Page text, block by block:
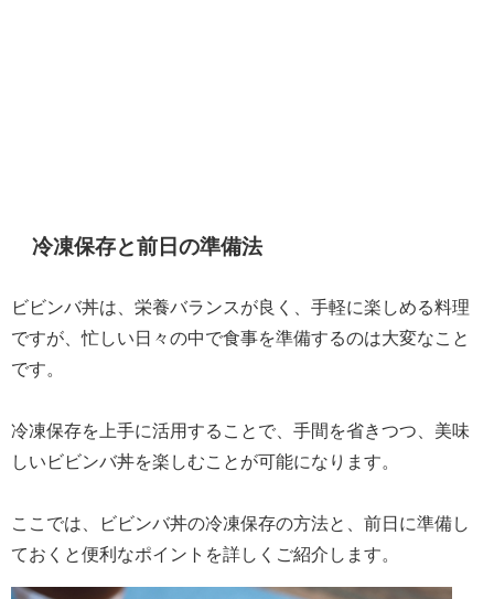
冷凍保存と前日の準備法
ビビンバ丼は、栄養バランスが良く、手軽に楽しめる料理
ですが、忙しい日々の中で食事を準備するのは大変なこと
です。
冷凍保存を上手に活用することで、手間を省きつつ、美味
しいビビンバ丼を楽しむことが可能になります。
ここでは、ビビンバ丼の冷凍保存の方法と、前日に準備し
ておくと便利なポイントを詳しくご紹介します。